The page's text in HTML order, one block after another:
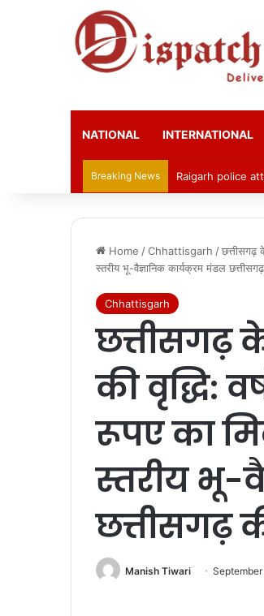
NATIONAL INTERNATIONAL
Breaking News Raigarh police
Home /Chhattisgarh /छत्तीसगढ़
स्तरीय भू-वैज्ञानिक कार्यक्रम मंडल
Chhattisgarh
छत्तीसगढ़
की वृद्धि:
रूपए का
स्तरीय भू-
छत्तीसगढ़
Manish Tiwari